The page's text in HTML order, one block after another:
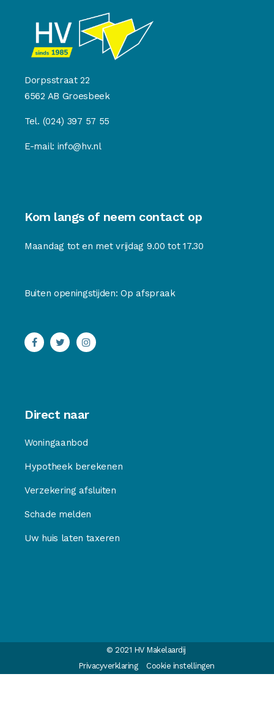
Dorpsstraat 22
6562 AB Groesbeek
Tel. (024) 397 57 55
E-mail: info@hv.nl
Kom langs of neem contact op
Maandag tot en met vrijdag 9.00 tot 17.30
Buiten openingstijden: Op afspraak
Direct naar
Woningaanbod
Hypotheek berekenen
Verzekering afsluiten
Schade melden
Uw huis laten taxeren
© 2021 HV Makelaardij
Privacyverklaring
Cookie instellingen